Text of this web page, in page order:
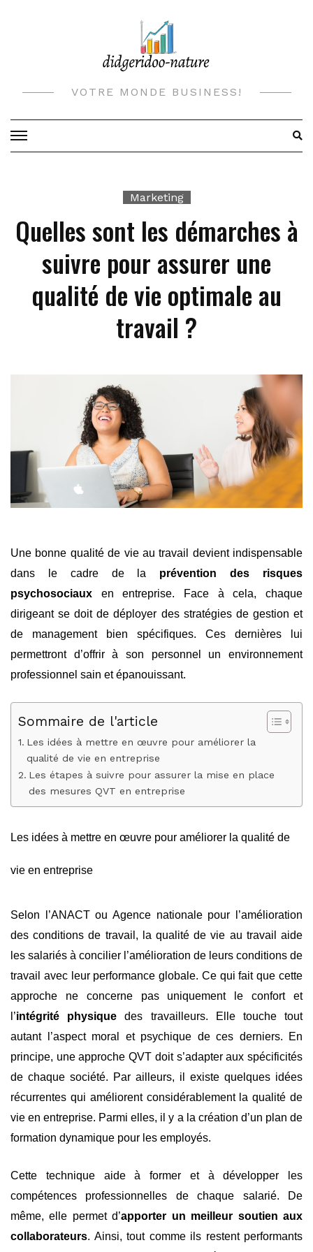
VOTRE MONDE BUSINESS!
Marketing
Quelles sont les démarches à
suivre pour assurer une
qualité de vie optimale au
travail ?
Une bonne qualité de vie au travail devient indispensable
dans le cadre de la prévention des risques
psychosociaux en entreprise. Face à cela, chaque
dirigeant se doit de déployer des stratégies de gestion et
de management bien spécifiques. Ces dernières lui
permettront d’offrir à son personnel un environnement
professionnel sain et épanouissant.
Sommaire de l'article
Les idées à mettre en œuvre pour améliorer la
qualité de vie en entreprise
Les étapes à suivre pour assurer la mise en place
des mesures QVT en entreprise
Les idées à mettre en œuvre pour améliorer la qualité de
vie en entreprise
Selon l’ANACT ou Agence nationale pour l’amélioration
des conditions de travail, la qualité de vie au travail aide
les salariés à concilier l’amélioration de leurs conditions de
travail avec leur performance globale. Ce qui fait que cette
approche ne concerne pas uniquement le confort et
l’intégrité physiquedes travailleurs. Elle touche tout
autant l’aspect moral et psychique de ces derniers. En
principe, une approche QVT doit s’adapter aux spécificités
de chaque société. Par ailleurs, il existe quelques idées
récurrentes qui améliorent considérablement la qualité de
vie en entreprise. Parmi elles, il y a la création d’un plan de
formation dynamique pour les employés.
Cette technique aide à former et à développer les
compétences professionnelles de chaque salarié. De
même, elle permet d’apporter un meilleur soutien aux
collaborateurs. Ainsi, tout comme ils restent performants